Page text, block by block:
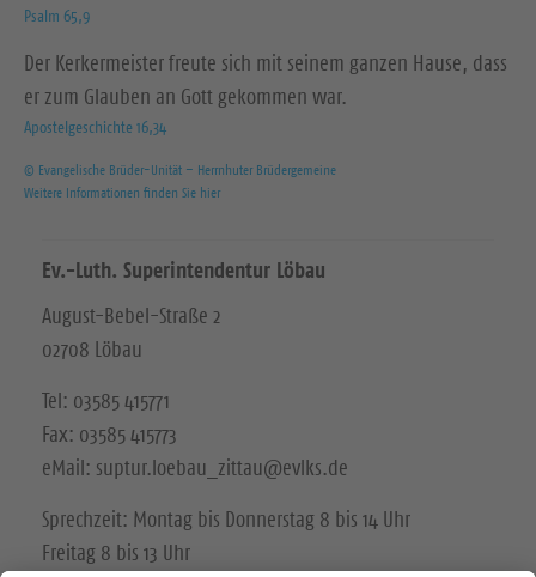
Psalm 65,9
Der Kerkermeister freute sich mit seinem ganzen Hause, dass
er zum Glauben an Gott gekommen war.
Apostelgeschichte 16,34
© Evangelische Brüder-Unität – Herrnhuter Brüdergemeine
Weitere Informationen finden Sie hier
Ev.-Luth. Superintendentur Löbau
August-Bebel-Straße 2
02708 Löbau
Tel: 03585 415771
Fax: 03585 415773
eMail: suptur.loebau_zittau@evlks.de
Sprechzeit: Montag bis Donnerstag 8 bis 14 Uhr
Freitag 8 bis 13 Uhr